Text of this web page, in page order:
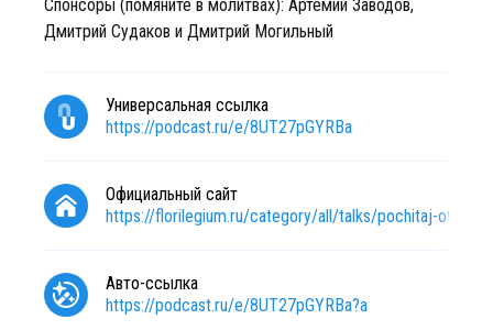
Спонсоры (помяните в молитвах): Артемий Заводов,
Дмитрий Судаков и Дмитрий Могильный
Универсальная ссылка
https://podcast.ru/e/8UT27pGYRBa
Официальный сайт
https://florilegium.ru/category/all/talks/pochitaj-otcza/
Авто-ссылка
https://podcast.ru/e/8UT27pGYRBa?a